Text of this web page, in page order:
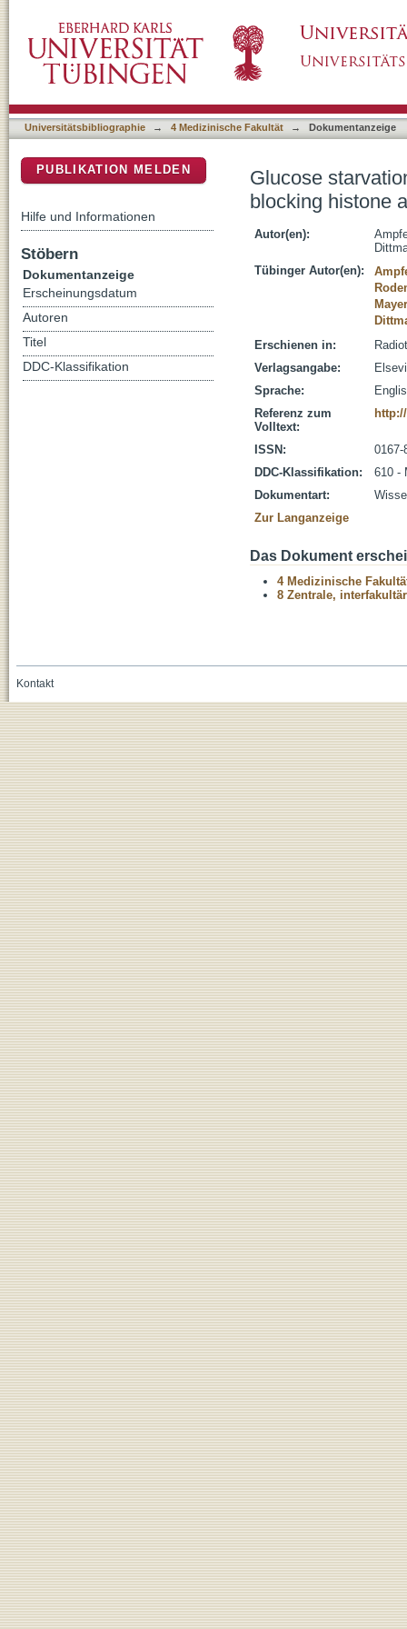
Universitätsbibliographie → 4 Medizinische Fakultät → Dokumentanzeige
Glucose
blocking histone
Autor(en):
Tübinger Autor(en):
Erschienen in:
Verlagsangabe:
Sprache:
Referenz zum
Volltext:
ISSN:
0167-
DDC-Klassifikation:
610 -
Dokumentart:
Zur Langanzeige
Das Dokument
4 Medizinische
8 Zentrale,
PUBLIKATION MELDEN
Hilfe und Informationen
Stöbern
Dokumentanzeige
Erscheinungsdatum
Autoren
Titel
DDC-Klassifikation
Kontakt